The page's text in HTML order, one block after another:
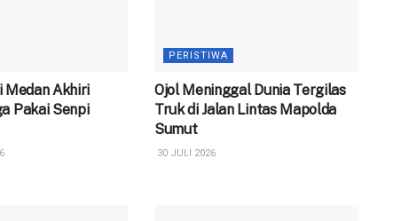
Medan Akhiri
Pakai Senpi
PERISTIWA
Ojol Meninggal Dunia Tergilas
Truk di Jalan Lintas Mapolda
Sumut
30 JULI 2026